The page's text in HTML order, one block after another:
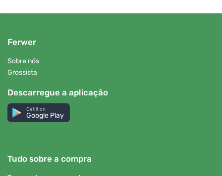
Ferwer
Sobre nós
Grossista
Descarregue a aplicação
Get it on
Google Play
Tudo sobre a compra